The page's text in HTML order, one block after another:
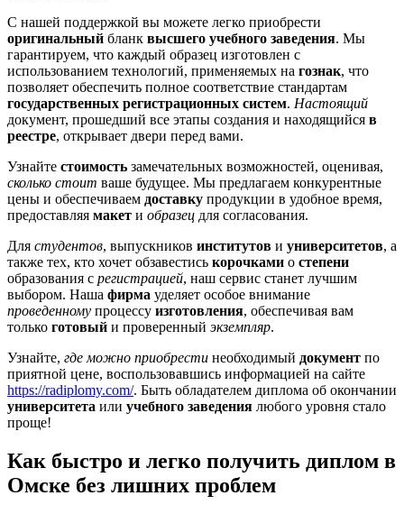
С нашей поддержкой вы можете легко приобрести
оригинальный бланк высшего учебного заведения. Мы
гарантируем, что каждый образец изготовлен с
использованием технологий, применяемых на гознак, что
позволяет обеспечить полное соответствие стандартам
государственных регистрационных систем. Настоящий
документ, прошедший все этапы создания и находящийся в
реестре, открывает двери перед вами.
Узнайте стоимость замечательных возможностей, оценивая,
сколько стоит ваше будущее. Мы предлагаем конкурентные
цены и обеспечиваем доставку продукции в удобное время,
предоставляя макет и образец для согласования.
Для студентов, выпускников институтов и университетов, а
также тех, кто хочет обзавестись корочками о степени
образования с регистрацией, наш сервис станет лучшим
выбором. Наша фирма уделяет особое внимание
проведенному процессу изготовления, обеспечивая вам
только готовый и проверенный экземпляр.
Узнайте, где можно приобрести необходимый документ по
приятной цене, воспользовавшись информацией на сайте
https://radiplomy.com/. Быть обладателем диплома об окончании
университета или учебного заведения любого уровня стало
проще!
Как быстро и легко получить диплом в
Омске без лишних проблем